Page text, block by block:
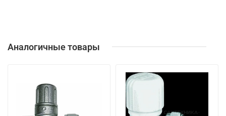
Аналогичные товары